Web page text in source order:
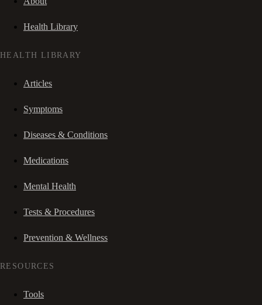
Health Library
HEALTH LIBRARY
Articles
Symptoms
Diseases & Conditions
Medications
Mental Health
Tests & Procedures
Prevention & Wellness
RESOURCES
Tools